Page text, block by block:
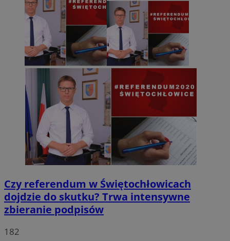
Czy referendum w Świętochłowicach
dojdzie do skutku? Trwa intensywne
zbieranie podpisów
182